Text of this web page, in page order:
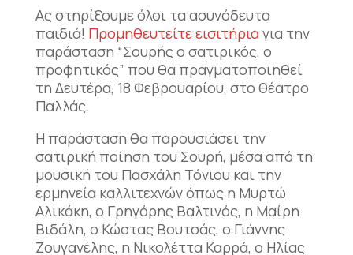
Ας στηρίξουμε όλοι τα ασυνόδευτα
παιδιά! Προμηθευτείτε εισιτήρια για την
παράσταση “Σουρής ο σατιρικός, ο
προφητικός” που θα πραγματοποιηθεί
τη Δευτέρα, 18 Φεβρουαρίου, στο θέατρο
Παλλάς.
Η παράσταση θα παρουσιάσει την
σατιρική ποίηση του Σουρή, μέσα από τη
μουσική του Πασχάλη Τόνιου και την
ερμηνεία καλλιτεχνών όπως η Μυρτώ
Αλικάκη, ο Γρηγόρης Βαλτινός, η Μαίρη
Βιδάλη, ο Κώστας Βουτσάς, ο Γιάννης
Ζουγανέλης, η Νικολέττα Καρρά, ο Ηλίας